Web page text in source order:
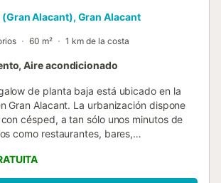
Alacant), Gran Alacant
60 m² 1 km de la costa
Aire acondicionado
de planta baja está ubicado en la
Gran Alacant. La urbanización dispone
césped, a tan sólo unos minutos de
como restaurantes, bares,
de autobús hacia el centro comercial
magnífica playa Carabassi. Vivienda